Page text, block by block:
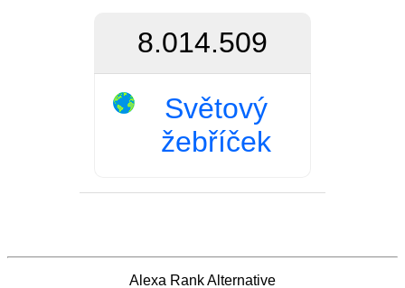
8.014.509
Světový
žebříček
Alexa Rank Alternative